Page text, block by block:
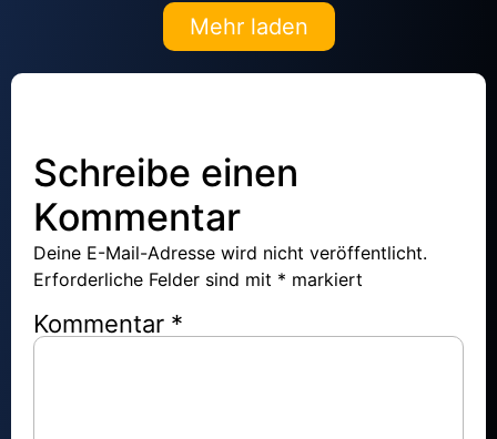
Mehr laden
Schreibe einen
Kommentar
Deine E-Mail-Adresse wird nicht veröffentlicht.
Erforderliche Felder sind mit * markiert
Kommentar *